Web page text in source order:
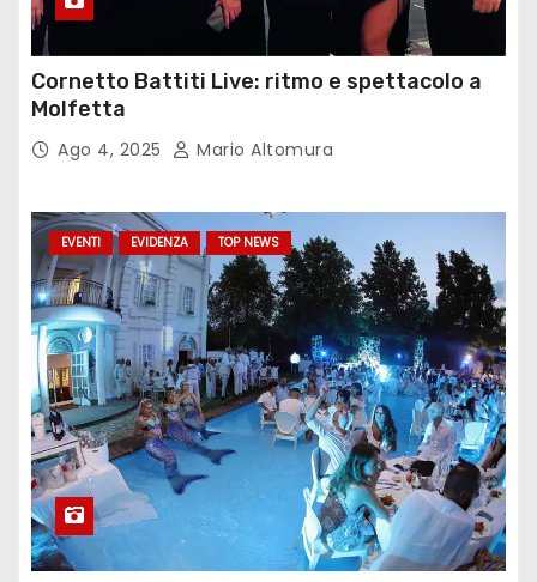
Cornetto Battiti Live: ritmo e spettacolo a
Molfetta
Ago 4, 2025 Mario Altomura
EVENTI EVIDENZA TOP NEWS